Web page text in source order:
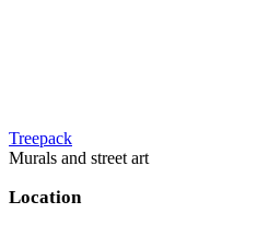
Treepack
Murals and street art
Location